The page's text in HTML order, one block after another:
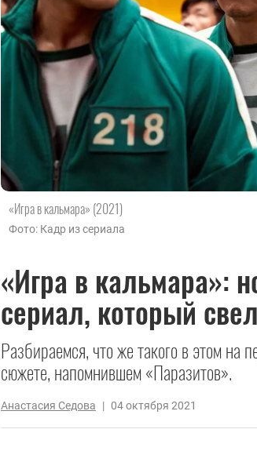
«Игра в кальмара» (2021)
Фото: Кадр из сериала
«Игра в кальмара»:
сериал, который
Разбираемся, что же такого в этом на
сюжете, напомнившем «Паразитов».
Анастасия Седова | 04 октября 2021